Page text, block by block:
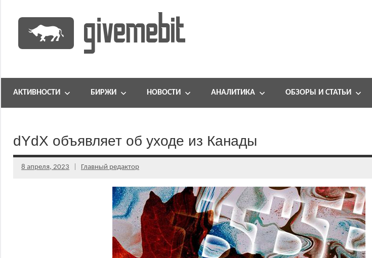
содержимому
GiveMeBit.com
портал
АКТИВНОСТИ БИРЖИ НОВОСТИ АНАЛИТИКА ОБЗОРЫ И СТАТЬИ
dYdX объявляет об уходе из Канады
8 апреля, 2023 Главный редактор